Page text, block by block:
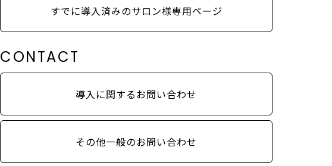
すでに導入済みのサロン様専用ページ
CONTACT
導入に関するお問い合わせ
その他一般のお問い合わせ